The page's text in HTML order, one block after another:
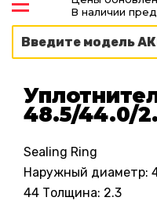
В наличии
48.5/44.0/
Sealing Ring
Наружный диаметр:
44 Толщина: 2.3